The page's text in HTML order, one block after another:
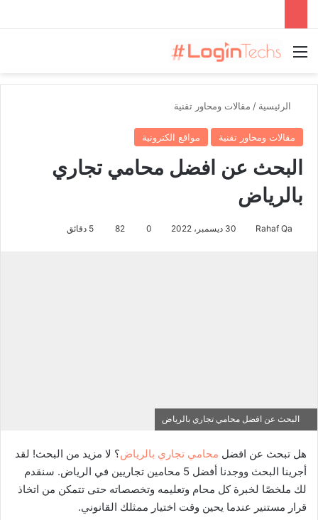
القائمة
الرئيسية / مقالات ومحاور تقنية
مقالات ومحاور تقنية مواقع الكترونية
البحث عن افضل محامي تجاري
بالرياض
Rahaf Qa 30 ديسمبر، 2022 0
82
البحث عن افضل محامي تجاري بالرياض
هل تبحث عن افضل محامي تجاري بالرياض؟ لا مزيد من البحث! لقد
أجرينا البحث ووجدنا أفضل 5 محامين تجاريين في الرياض. سنقدم
لك ملخصًا لخبرة كل محام وتعليمه وتخصصاته حتى تتمكن من اتخاذ
قرار مستنير عندما يحين وقت اختيار ممثلك القانوني.